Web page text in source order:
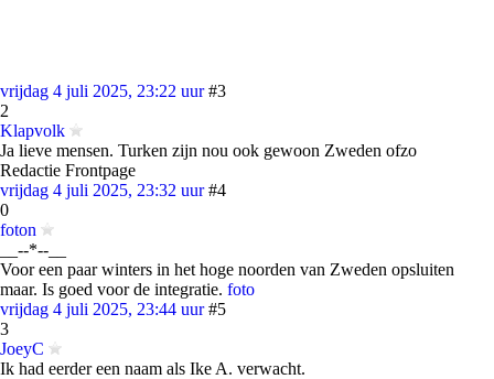
vrijdag 4 juli 2025, 23:22 uur #3
2
Klapvolk
Ja lieve mensen. Turken zijn nou ook gewoon Zweden ofzo
Redactie Frontpage
vrijdag 4 juli 2025, 23:32 uur #4
0
foton
__--*--__
Voor een paar winters in het hoge noorden van Zweden opsluiten
maar. Is goed voor de integratie. foto
vrijdag 4 juli 2025, 23:44 uur #5
3
JoeyC
Ik had eerder een naam als Ike A. verwacht.